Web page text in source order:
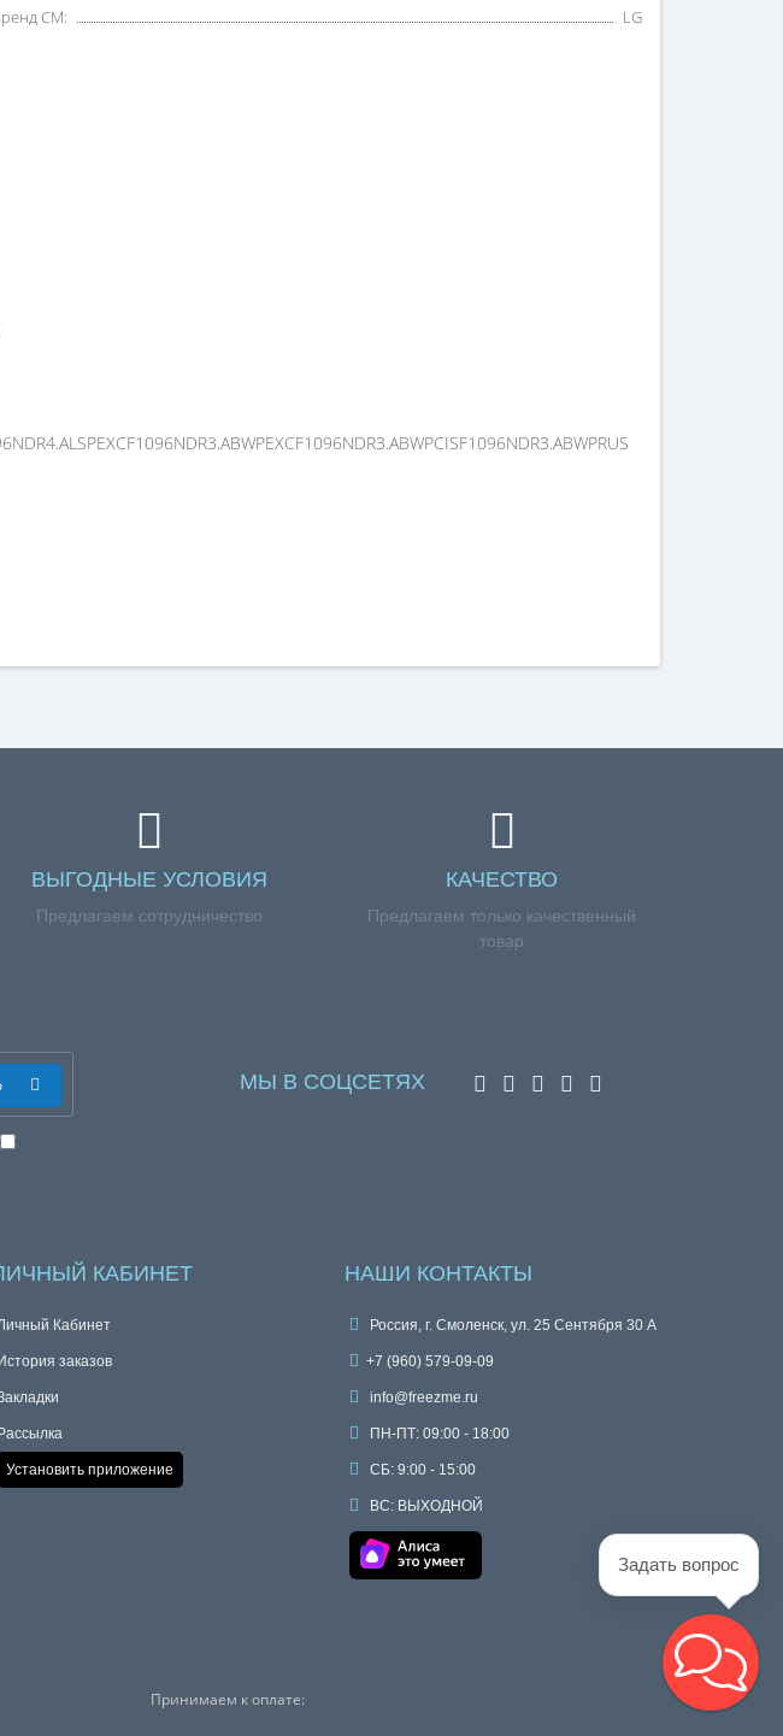
СМ: LG
ВЫГОДНЫЕ УСЛОВИЯ
Предлагаем сотрудничество
КАЧЕСТВО
Предлагаем только качественный
товар
МЫ В СОЦСЕТЯХ
КАБИНЕТ
Кабинет
История заказов
Рассылка
Установить приложение
НАШИ КОНТАКТЫ
Россия, г. Смоленск, ул. 25 Сентября 30 А
+7 (960) 579-09-09
info@freezme.ru
ПН-ПТ: 09:00 - 18:00
СБ: 9:00 - 15:00
ВС: ВЫХОДНОЙ
Принимаем к оплате:
Задать вопрос